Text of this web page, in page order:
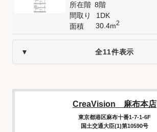
所在階 8階
間取り
1DK
面積
30.4m2
全11件表示
CreaVision 麻布本店
東京都港区麻布十番1-7-1-6F
国土交通大臣(1)第10590号